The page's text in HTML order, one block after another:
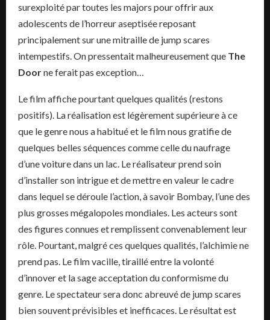
surexploité par toutes les majors pour offrir aux
adolescents de l’horreur aseptisée reposant
principalement sur une mitraille de jump scares
intempestifs. On pressentait malheureusement que The
Doorne ferait pas exception…
Le film affiche pourtant quelques qualités (restons
positifs). La réalisation est légèrement supérieure à ce
que le genre nous a habitué et le film nous gratifie de
quelques belles séquences comme celle du naufrage
d’une voiture dans un lac. Le réalisateur prend soin
d’installer son intrigue et de mettre en valeur le cadre
dans lequel se déroule l’action, à savoir Bombay, l’une des
plus grosses mégalopoles mondiales. Les acteurs sont
des figures connues et remplissent convenablement leur
rôle. Pourtant, malgré ces quelques qualités, l’alchimie ne
prend pas. Le film vacille, tiraillé entre la volonté
d’innover et la sage acceptation du conformisme du
genre. Le spectateur sera donc abreuvé de jump scares
bien souvent prévisibles et inefficaces. Le résultat est